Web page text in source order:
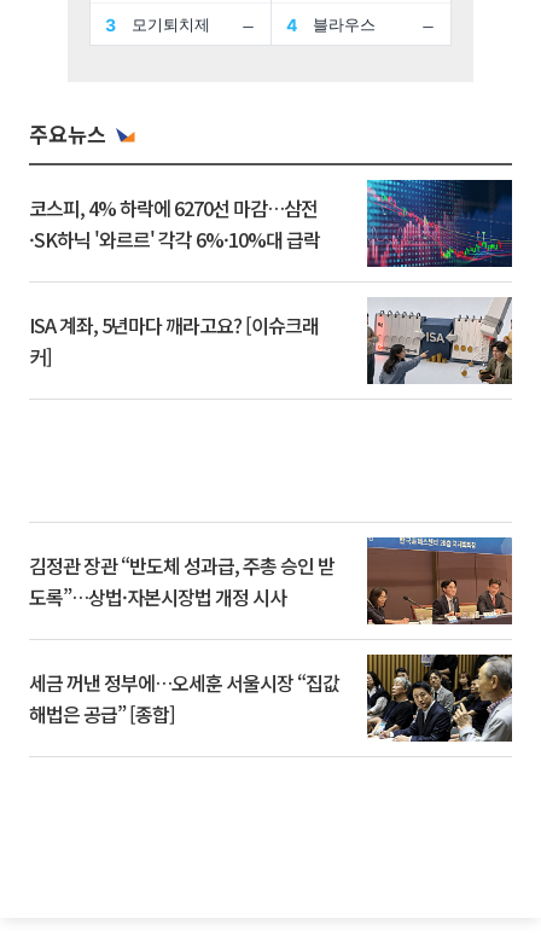
주요뉴스
코스피, 4% 하락에 6270선 마감…삼전
·SK하닉 '와르르' 각각 6%·10%대 급락
ISA 계좌, 5년마다 깨라고요? [이슈크래
커]
김정관 장관 “반도체 성과급, 주총 승인 받
도록”…상법·자본시장법 개정 시사
세금 꺼낸 정부에…오세훈 서울시장 “집값
해법은 공급” [종합]